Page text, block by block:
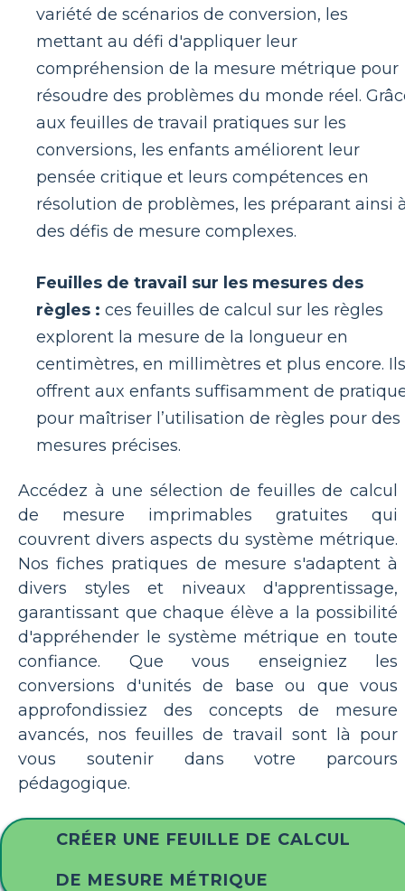
variété de scénarios de conversion, les
mettant au défi d'appliquer leur
compréhension de la mesure métrique pour
résoudre des problèmes du monde réel.
aux feuilles de travail pratiques sur les
conversions, les enfants améliorent leur
pensée critique et leurs compétences en
résolution de problèmes, les préparant ainsi
des défis de mesure complexes.
Feuilles de travail sur les mesures des
règles : ces feuilles de calcul sur les règles
explorent la mesure de la longueur en
centimètres, en millimètres et plus encore. Ils
offrent aux enfants suffisamment de
pour maîtriser l’utilisation de règles pour des
mesures précises.
Accédez à une sélection de feuilles de calcul
de mesure imprimables gratuites qui
couvrent divers aspects du système métrique.
Nos fiches pratiques de mesure s'adaptent à
divers styles et niveaux d'apprentissage,
garantissant que chaque élève a la possibilité
d'appréhender le système métrique en toute
confiance. Que vous enseigniez les
conversions d'unités de base ou que vous
approfondissiez des concepts de mesure
avancés, nos feuilles de travail sont là pour
vous soutenir dans votre parcours
pédagogique.
CRÉER UNE FEUILLE DE CALCUL
DE MESURE MÉTRIQUE